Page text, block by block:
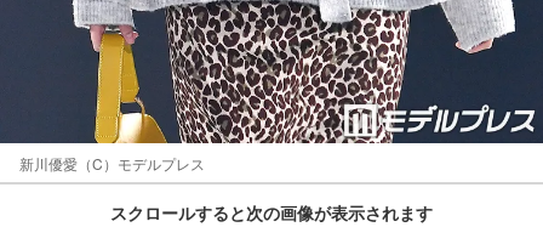
新川優愛（C）モデルプレス
スクロールすると次の画像が表示されます